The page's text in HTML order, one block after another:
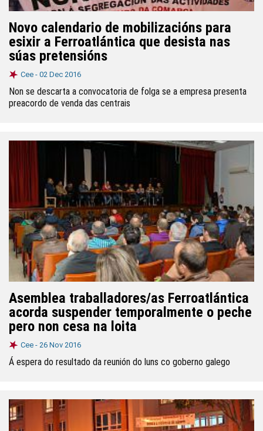
Novo calendario de mobilizacións para
esixir a Ferroatlántica que desista nas
súas pretensións
Cee - 02 Dec 2016
Non se descarta a convocatoria de folga se a empresa presenta
preacordo de venda das centrais
Asemblea traballadores/as Ferroatlántica
acorda suspender temporalmente o peche
pero non cesa na loita
Cee - 26 Nov 2016
Á espera do resultado da reunión do luns co goberno galego